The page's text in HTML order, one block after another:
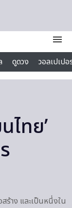
menu
ดูดวง
วอลเปเป
ไทย’
ร้าง และเป็นหนึ่งใน